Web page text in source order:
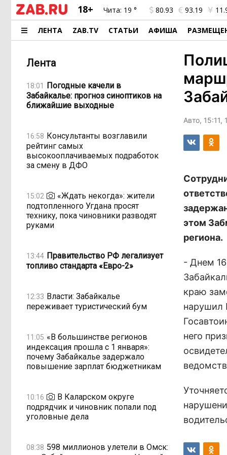
18+ Чита: 19 ° 80.93 93.19
ЛЕНТА ZAB.TV СТАТЬИ АФИША
Лента
18:01 Погодные качели в
Забайкалье: прогноз синоптиков на
ближайшие выходные
16:58 Консультанты возглавили
рейтинг самых
высокооплачиваемых подработок
за смену в ДФО
15:02
«Ждать некогда»: жители
подтопленного Угдана просят
технику, пока чиновники разводят
руками
13:44 Правительство РФ легализует
топливо стандарта «Евро-2»
12:33 Власти: Забайкалье
переживает туристический бум
11:05 «В большинстве регионов
индексация прошла с 1 января»:
почему Забайкалье задержало
повышение зарплат бюджетникам
10:16
В Каларском округе
подрядчик и чиновник попали под
уголовные дела
08:38 598 миллионов улетели в Омск:
Авто, 15:11,
этом
региона.
- Днем 16
краю
нарушил
него